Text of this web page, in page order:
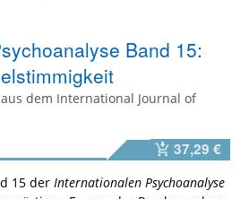
Band 15:
dem International Journal of
37,29 €
15 der Internationalen Psychoanalyse